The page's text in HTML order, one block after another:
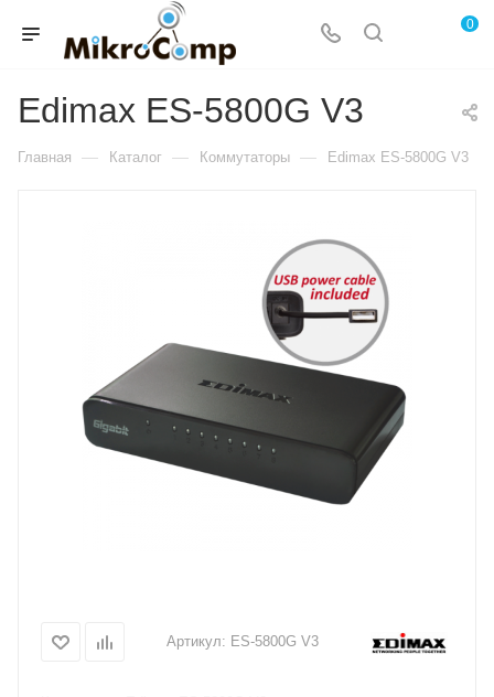
0
Edimax ES-5800G V3
Главная — Каталог — Коммутаторы — Edimax ES-5800G V3
Артикул: ES-5800G V3